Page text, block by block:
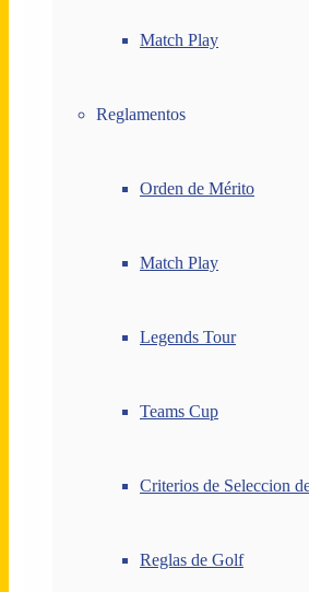
Match Play
Reglamentos
Orden de Mérito
Match Play
Legends Tour
Teams Cup
Criterios de Seleccion
Reglas de Golf